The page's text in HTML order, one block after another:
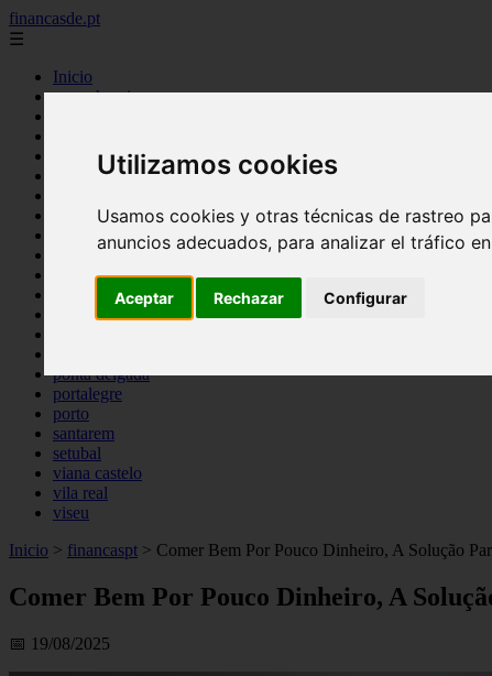
Utilizamos cookies
Usamos cookies y otras técnicas de rastreo
anuncios adecuados, para analizar el tráfico
Aceptar Rechazar Configurar
financasde.pt
☰
Inicio
angra heroismo
braganca
coimbra
guarda
ponta delgada
portalegre
porto
santarem
setubal
viana castelo
vila real
viseu
Inicio > financaspt > Comer Bem Por Pouco Dinheiro, A Solução
Comer Bem Por Pouco Dinheiro, A
📅 19/08/2025